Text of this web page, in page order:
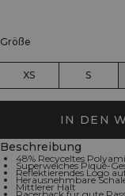
Größe
XS S
IN DEN
Beschreibung
48% Recyceltes
Superweiches Piqué-
Reflektierendes Logo
Herausnehmbare
Mittlerer Halt